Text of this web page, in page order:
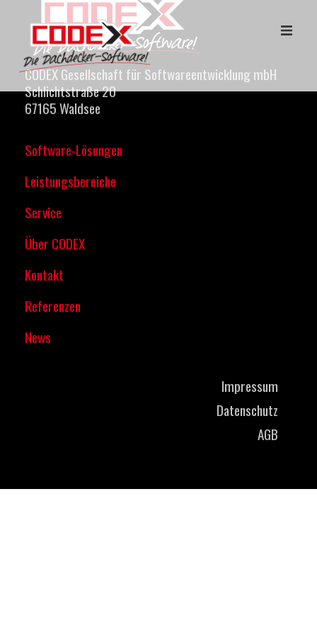
CODEX Gesellschaft für Softwareentwicklung mbH
Schlichtstraße 20
67165 Waldsee
Software-Lösungen
Leistungsbereiche
Service
Über CODEX
Kontakt
Referenzen
News
Impressum
Datenschutz
AGB